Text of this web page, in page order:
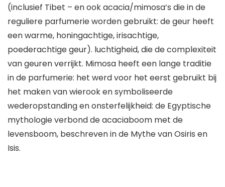
(inclusief Tibet – en ook acacia/mimosa’s die in de
reguliere parfumerie worden gebruikt: de geur heeft
een warme, honingachtige, irisachtige,
poederachtige geur). luchtigheid, die de complexiteit
van geuren verrijkt. Mimosa heeft een lange traditie
in de parfumerie: het werd voor het eerst gebruikt bij
het maken van wierook en symboliseerde
wederopstanding en onsterfelijkheid: de Egyptische
mythologie verbond de acaciaboom met de
levensboom, beschreven in de Mythe van Osiris en
Isis.